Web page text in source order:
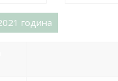
година